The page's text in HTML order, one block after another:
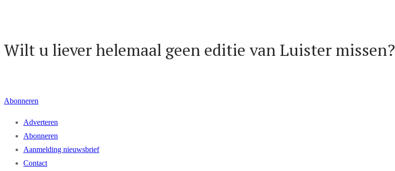
Wilt u liever helemaal geen editie van Luister missen?
Abonneren
Adverteren
Abonneren
Aanmelding nieuwsbrief
Contact